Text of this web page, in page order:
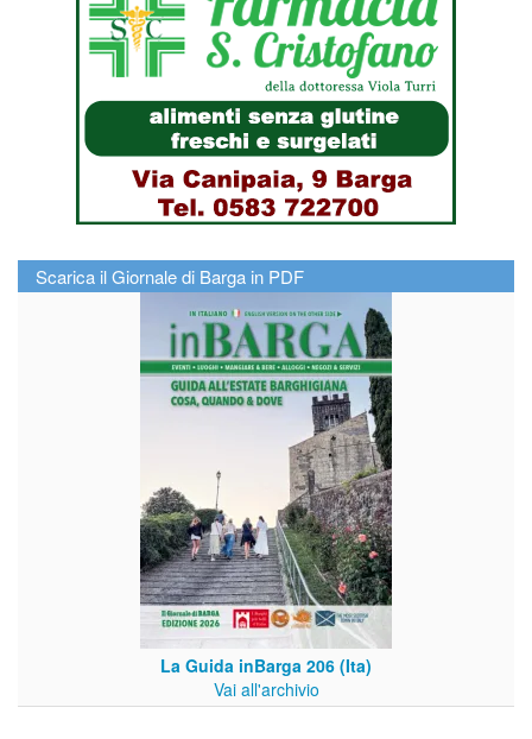
Scarica il Giornale di Barga in PDF
La Guida inBarga 206 (Ita)
Vai all'archivio